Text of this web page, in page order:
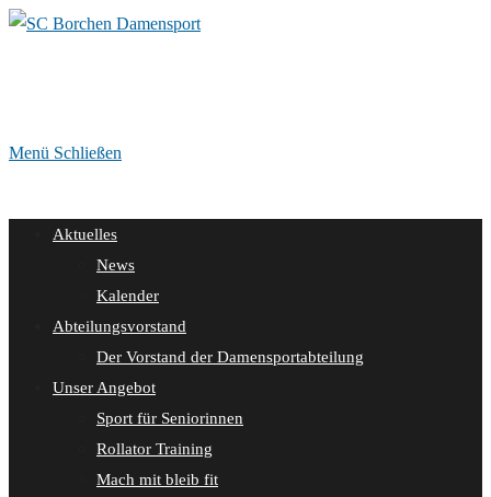
Zum
Menü Schließen
Aktuelles
News
Kalender
Abteilungsvorstand
Der Vorstand der Damensportabteilung
Unser Angebot
Sport für Seniorinnen
Rollator Training
Mach mit bleib fit